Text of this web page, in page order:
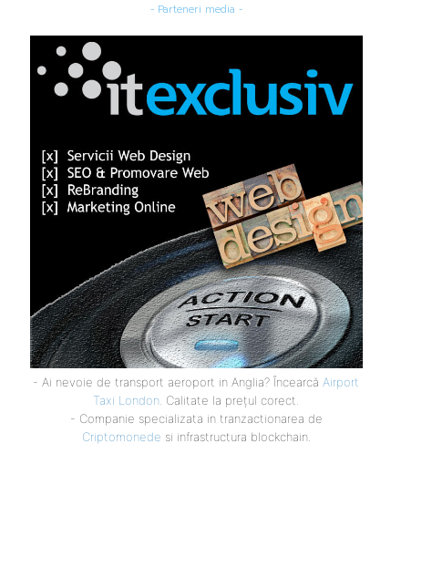
- Parteneri media -
- Ai nevoie de transport aeroport in Anglia? Încearcă Airport
Taxi London . Calitate la prețul corect.
- Companie specializata in tranzactionarea de
Criptomonede si infrastructura blockchain.